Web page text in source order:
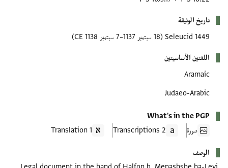
تاريخ الوثيقة
1449 Seleucid
(18 سبتمبر 1137–7 سبتمبر 1138 CE)
اللغتين الأساسيتين
Aramaic
Judaeo-Arabic
What's in the PGP
صورة
2 Transcriptions
1 Translation
الوصف